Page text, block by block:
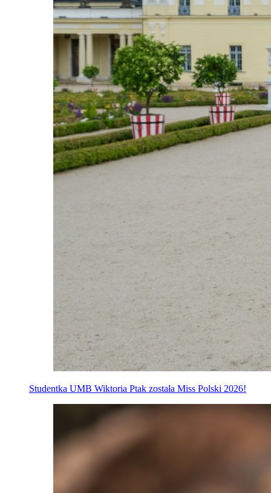
Studentka UMB Wiktoria Ptak została Miss Polski 2026!